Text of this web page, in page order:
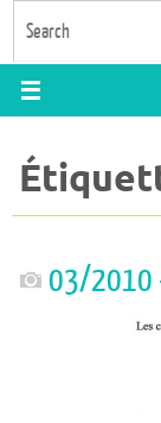
03/2010